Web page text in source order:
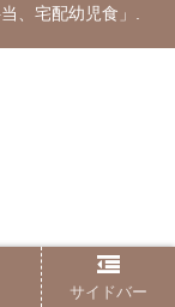
、宅配幼児食」.
サイドバー